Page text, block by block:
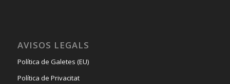
AVISOS LEGALS
Política de Galetes (EU)
Política de Privacitat